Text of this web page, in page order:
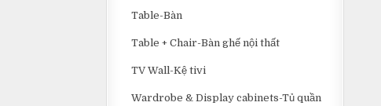
Table-Bàn
Table + Chair-Bàn ghế nội thất
TV Wall-Kệ tivi
Wardrobe & Display cabinets-Tủ quần